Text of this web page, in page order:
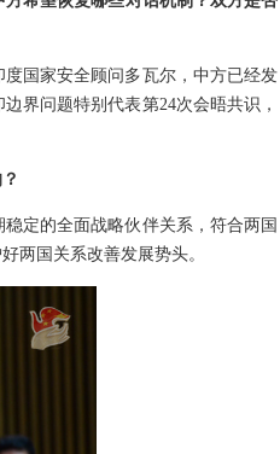
国家安全顾问多瓦尔，中方已经发
界问题特别代表第24次会晤共识，
定的全面战略伙伴关系，符合两国
两国关系改善发展势头。